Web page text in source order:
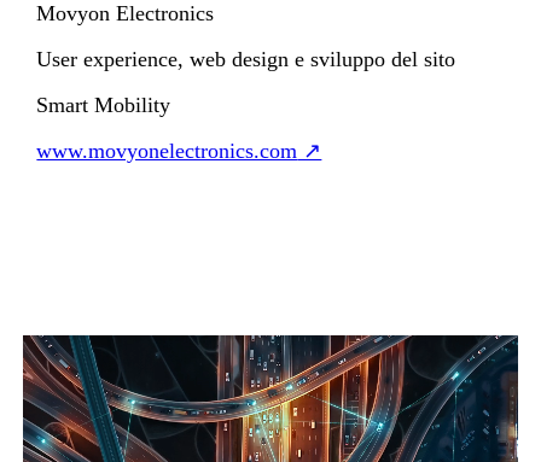
Movyon Electronics
User experience, web design e sviluppo del sito
Smart Mobility
www.movyonelectronics.com ↗